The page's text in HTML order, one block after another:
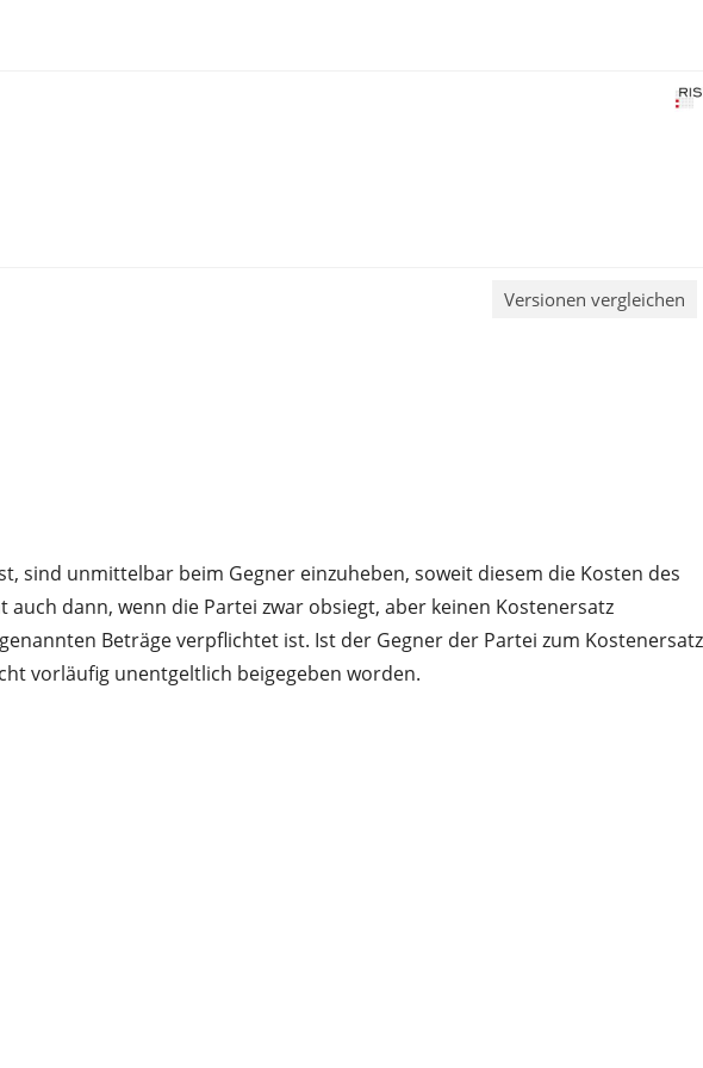
Versionen vergleichen
sind unmittelbar beim Gegner einzuheben, soweit diesem die Kosten des
dann, wenn die Partei zwar obsiegt, aber keinen Kostenersatz
genannten Beträge verpflichtet ist. Ist der Gegner der Partei zum Kostenersatz
vorläufig unentgeltlich beigegeben worden.